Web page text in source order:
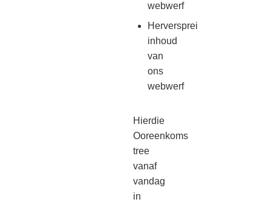
webwerf
Herversprei
inhoud
van
ons
webwerf
Hierdie
Ooreenkoms
tree
vanaf
vandag
in